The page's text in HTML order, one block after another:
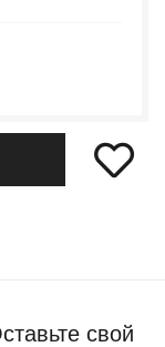
свой